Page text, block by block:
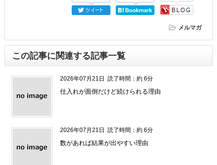
メルマガ
この記事に関連する記事一覧
2026年07月21日 読了時間：約 6分
仕入れが面倒だけど続けられる理由
2026年07月21日 読了時間：約 6分
数があれば結果が出やすい理由